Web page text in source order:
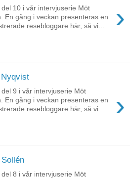
›
10 i vår intervjuserie Möt
En gång i veckan presenteras en
resebloggare här, så vi...
›
9 i vår intervjuserie Möt
En gång i veckan presenteras en
resebloggare här, så vi ...
8 i vår intervjuserie Möt